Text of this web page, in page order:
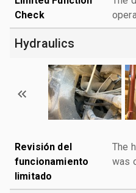
Check
Hydraulics
Revisión del
funcionamiento
limitado
The
was